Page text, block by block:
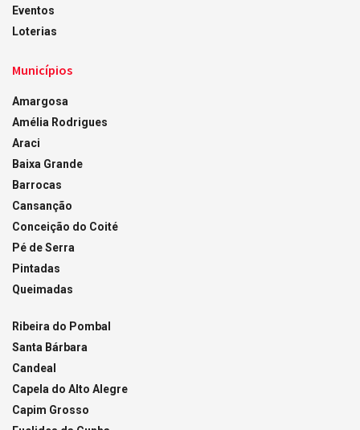
Eventos
Loterias
Municípios
Amargosa
Amélia Rodrigues
Araci
Baixa Grande
Barrocas
Cansanção
Conceição do Coité
Pé de Serra
Pintadas
Queimadas
Ribeira do Pombal
Santa Bárbara
Candeal
Capela do Alto Alegre
Capim Grosso